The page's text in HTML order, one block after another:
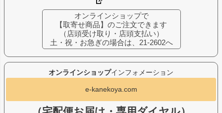
オンラインショップインフォメーション
e-kanekoya.com
オンラインショップで
【取寄せ商品】のご注文できます
（店頭受け取り・店頭支払い）
土・祝・お急ぎの場合は、21-2602へ